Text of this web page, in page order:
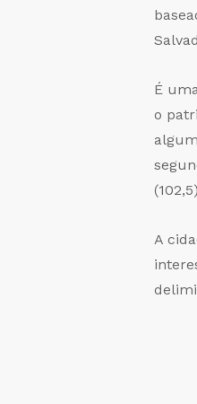
É
o
A